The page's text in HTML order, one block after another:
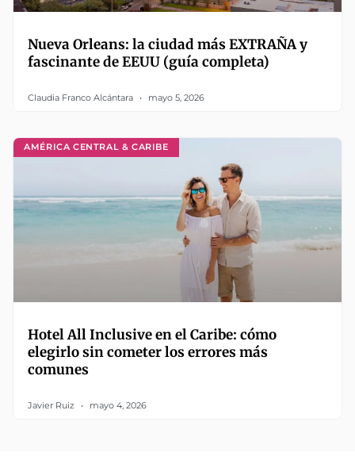
Nueva Orleans: la ciudad más EXTRAÑA y
fascinante de EEUU (guía completa)
Claudia Franco Alcántara mayo 5, 2026
AMÉRICA CENTRAL & CARIBE
Hotel All Inclusive en el Caribe: cómo
elegirlo sin cometer los errores más
comunes
Javier Ruiz mayo 4, 2026